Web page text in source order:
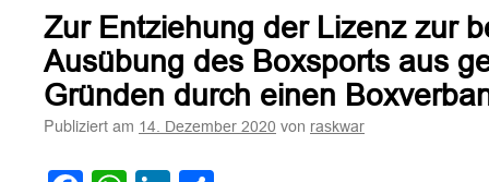
Zur Entziehung der Lizenz zur
Ausübung des Boxsports aus
Gründen durch einen
Publiziert am 14. Dezember 2020 von raskwar